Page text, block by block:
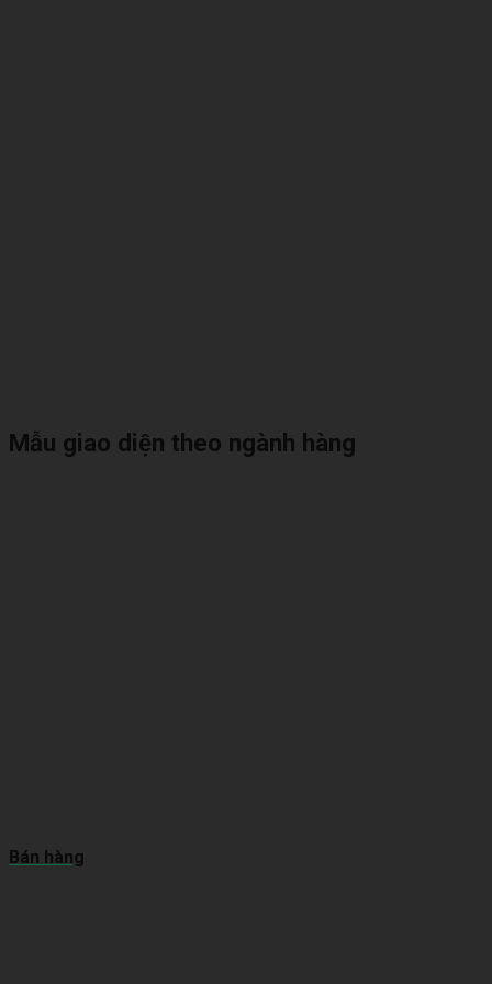
Mẫu giao diện theo ngành hàng
Bán hàng